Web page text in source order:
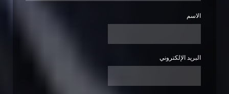
الاسم
البريد الإلكتروني